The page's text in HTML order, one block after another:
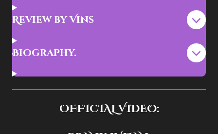
Review by Vins
Biography.
OFFICIAL VIDEO: